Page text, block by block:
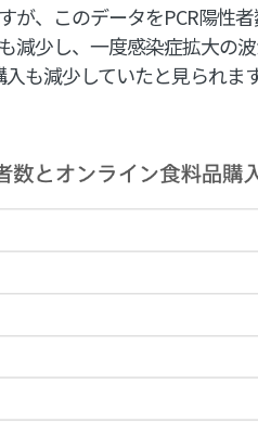
が、このデータをPCR陽性
減少し、一度感染症拡大の
も減少していたと見られます